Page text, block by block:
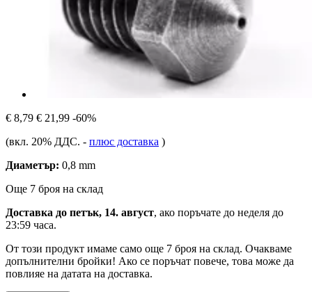
€ 8,79 € 21,99 -60%
(вкл. 20% ДДС. - плюс доставка )
Диаметър: 0,8 mm
Още 7 броя на склад
Доставка до петък, 14. август, ако поръчате до неделя до
23:59 часа.
От този продукт имаме само още 7 броя на склад. Очакваме
допълнителни бройки! Ако се поръчат повече, това може да
повлияе на датата на доставка.